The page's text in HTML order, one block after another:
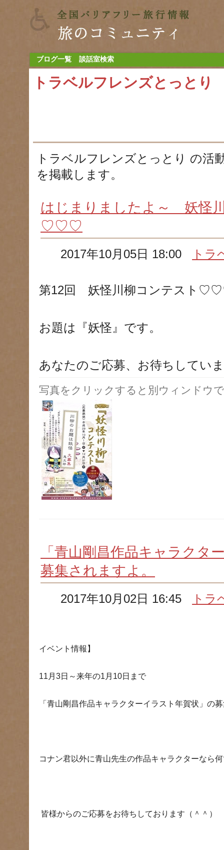
ブログ一覧 談話室検索
トラベルフレンズとっとり
トラベルフレンズとっとり の活
を掲載します。
はじまりましたよ～ 妖怪
♡♡♡
2017年10月05日 18:00 トラ
第12回 妖怪川柳コンテスト
お題は『妖怪』です。
あなたのご応募、お待ちしてい
写真をクリックすると別ウィンドウ
「青山剛昌作品キャラクタ
募集されますよ。
2017年10月02日 16:45 トラ
イベント情報】
11 月3日～来年の1 月 10日まで
「青山剛昌作品キャラクターイラスト年賀状」の
コナン君以外に青山先生の作品キャラクターなら
皆様からのご応募をお待ちしております（＾＾）